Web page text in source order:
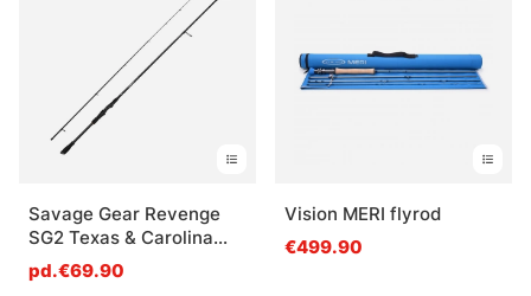
Savage Gear Revenge
SG2 Texas & Carolina
Spinning
pd.€69.90
Vision MERI flyrod
€499.90